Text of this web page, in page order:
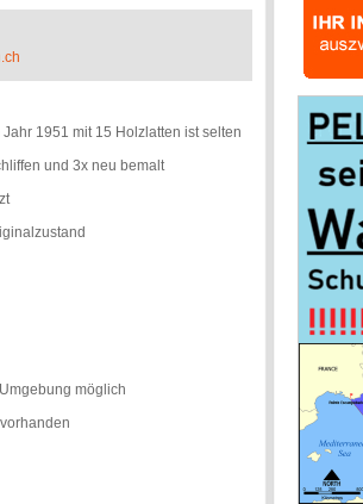
1951 mit 15 Holzlatten ist selten
und 3x neu bemalt
möglich